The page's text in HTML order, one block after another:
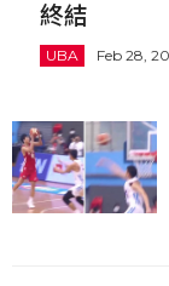
UBA Feb 28,
終結